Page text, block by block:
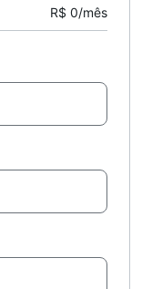
R$ 0/mês